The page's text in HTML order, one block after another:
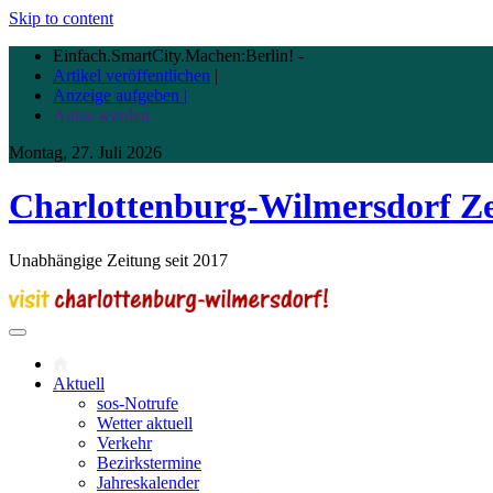
Skip to content
Einfach.SmartCity.Machen:Berlin! -
Artikel veröffentlichen |
Anzeige aufgeben |
Autor werden
Montag, 27. Juli 2026
Charlottenburg-Wilmersdorf
Unabhängige Zeitung seit 2017
Aktuell
sos-Notrufe
Wetter aktuell
Verkehr
Bezirkstermine
Jahreskalender